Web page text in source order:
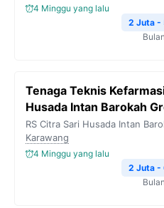
4 Minggu yang lalu
2 Juta -
Tenaga Teknis
Husada Intan Barokah
RS Citra Sari Husada Intan
Karawang
4 Minggu yang lalu
2 Juta -